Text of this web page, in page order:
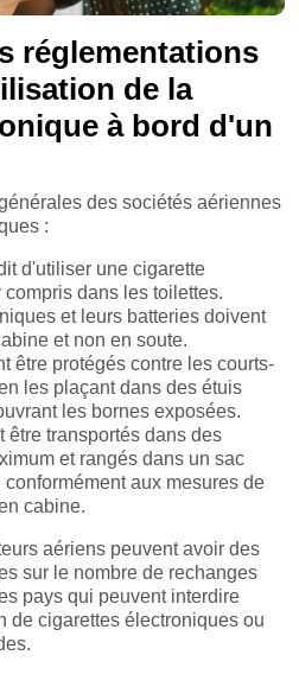
réglementations
de la
à bord d'un
des sociétés aériennes
:
d'utiliser une cigarette
dans les toilettes.
et leurs batteries doivent
et non en soute.
être protégés contre les courts-
les plaçant dans des étuis
les bornes exposées.
être transportés dans des
et rangés dans un sac
aux mesures de
cabine.
aériens peuvent avoir des
sur le nombre de rechanges
pays qui peuvent interdire
de cigarettes électroniques ou